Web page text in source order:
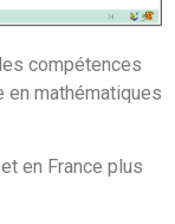
compétences
en mathématiques
en France plus